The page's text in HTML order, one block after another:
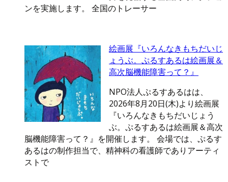
ンを実施します。 全国のトレーサー
絵画展『いろんなきもちだいじ
ょうぶ。ぷるすあるは絵画展＆
高次脳機能障害って？』
NPO法人ぷるすあるはは、
2026年8月20日(木)より絵画展
『いろんなきもちだいじょう
ぶ。ぷるすあるは絵画展＆高次
脳機能障害って？』を開催します。 会場では、ぷるす
あるはの制作担当で、精神科の看護師でありアーティ
ストで